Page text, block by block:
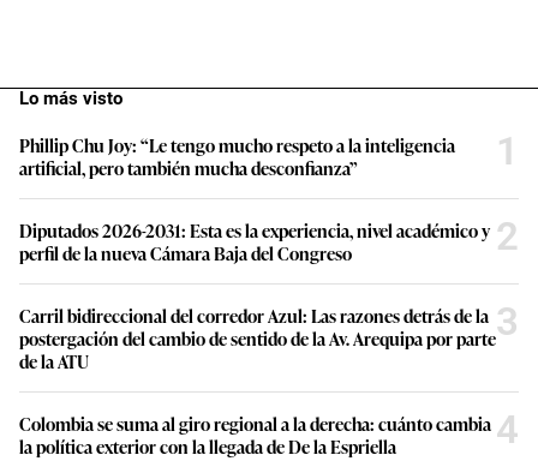
Lo más visto
Phillip Chu Joy: “Le tengo mucho respeto a la inteligencia
artificial, pero también mucha desconfianza”
1
Diputados 2026-2031: Esta es la experiencia, nivel académico y
perfil de la nueva Cámara Baja del Congreso
2
Carril bidireccional del corredor Azul: Las razones detrás de la
postergación del cambio de sentido de la Av. Arequipa por parte
de la ATU
3
Colombia se suma al giro regional a la derecha: cuánto cambia
la política exterior con la llegada de De la Espriella
4